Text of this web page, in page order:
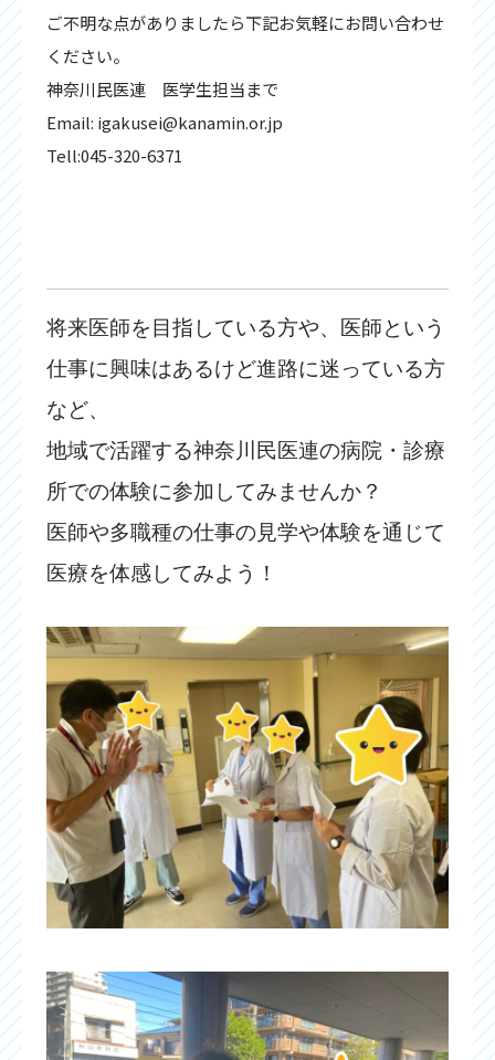
ご不明な点がありましたら下記お気軽にお問い合わせ
ください。
神奈川民医連 医学生担当まで
Email: igakusei@kanamin.or.jp
Tell:045-320-6371
将来医師を目指している方や、医師という
仕事に興味はあるけど進路に迷っている方
など、
地域で活躍する神奈川民医連の病院・診療
所での体験に参加してみませんか？
医師や多職種の仕事の見学や体験を通じて
医療を体感してみよう！